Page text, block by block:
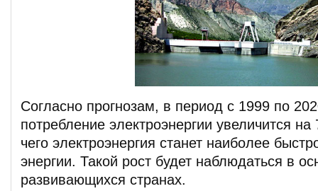
Согласно прогнозам, в период с 1999 по
потребление электроэнергии увеличится на
чего электроэнергия станет наиболее
энергии. Такой рост будет наблюдаться в
развивающихся странах.